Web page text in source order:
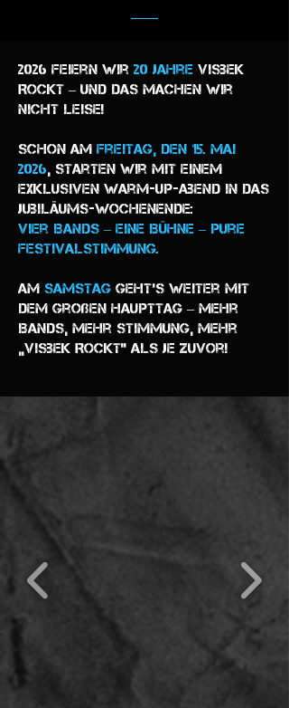
2026 feiern wir 20 Jahre Visbek
Rockt – und das machen wir
nicht leise!
Schon am Freitag, den 15. Mai
2026, starten wir mit einem
exklusiven Warm-Up-Abend in das
Jubiläums-Wochenende:
Vier Bands – eine Bühne – pure
Festivalstimmung.
Am Samstag geht’s weiter mit
dem großen Haupttag – mehr
Bands, mehr Stimmung, mehr
„Visbek Rockt“ als je zuvor!